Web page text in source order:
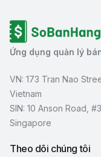
Ứng dụng quản lý
VN: 173 Tran Nao
Vietnam
SIN: 10 Anson Road,
Singapore
Theo dõi chúng tôi